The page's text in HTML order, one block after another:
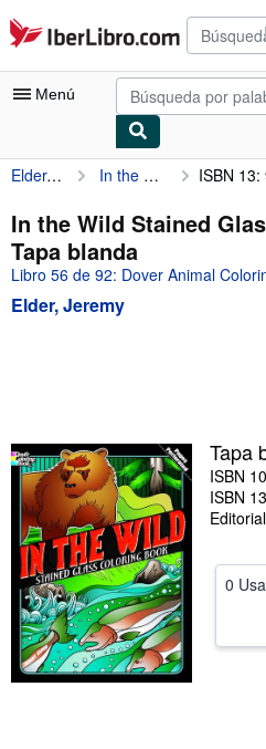
Pasar al contenido principal
IberLibro.com
Menú
Mi cuenta
Consultar mis pedidos
Búsqueda avanzada
Colecciones
Comenzar a vender
Ayuda
Elder, Jeremy In the Wild Stained Glass Coloring Book ISBN
In the Wild Stained
Tapa blanda
Libro 56 de 92: Dover Animal
Elder, Jeremy
Tapa
ISBN
ISBN
0